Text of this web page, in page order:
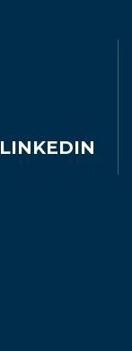
LINKEDIN